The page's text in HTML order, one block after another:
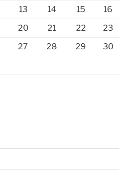
13 14 15
16
20 21 22
23
27 28 29
30